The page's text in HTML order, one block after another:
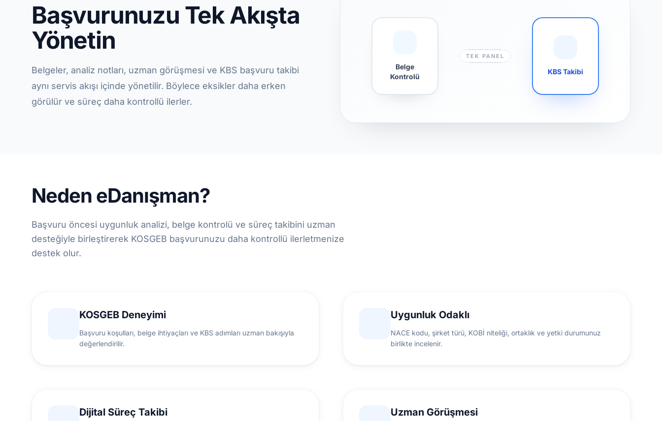
Başvurunuzu Tek Akışta
Yönetin
Belgeler, analiz notları, uzman görüşmesi ve KBS başvuru takibi
aynı servis akışı içinde yönetilir. Böylece eksikler daha erken
görülür ve süreç daha kontrollü ilerler.
Belge
Kontrolü
TEK PANEL
KBS Takibi
Neden eDanışman?
Başvuru öncesi uygunluk analizi, belge kontrolü ve süreç takibini uzman
desteğiyle birleştirerek KOSGEB başvurunuzu daha kontrollü ilerletmenize
destek olur.
KOSGEB Deneyimi
Başvuru koşulları, belge ihtiyaçları ve KBS adımları uzman bakışıyla
değerlendirilir.
Uygunluk Odaklı
NACE kodu, şirket türü, KOBİ niteliği, ortaklık ve yetki durumunuz
birlikte incelenir.
Dijital Süreç Takibi Uzman Görüşmesi